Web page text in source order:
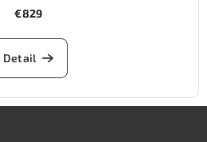
€829
Detail